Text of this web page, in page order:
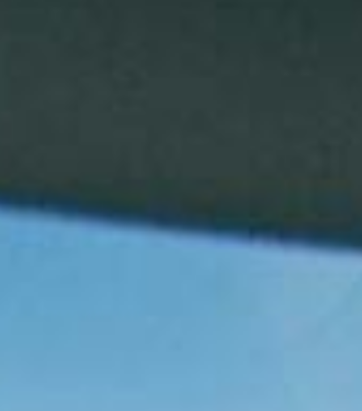
érzed, hogy bizonytalanul vezetsz, stresszelsz, vagy
egyszerűen csak szeretnél felkészülten és biztonságosan
közlekedni, itt a helyed!